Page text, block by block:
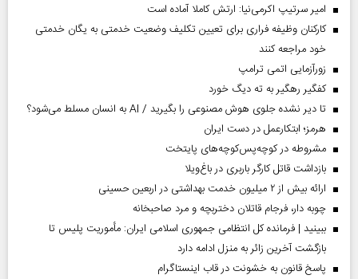
امیر سرتیپ اکرمی‌نیا: ارتش کاملا آماده است
کارکنان وظیفه فراری برای تعیین تکلیف وضعیت خدمتی به یگان خدمتی
خود مراجعه کنند
زورآزمایی اتمی ترامپ
کفگیر رهگیر به ته دیگ خورد
تا دیر نشده جلوی هوش مصنوعی را بگیرید / AI به انسان مسلط می‌شود؟
هرمز؛ ابتکارعمل در دست ایران
مشروطه در کوچه‌پس‌کوچه‌های پایتخت
بازداشت قاتل کارگر باربری در باغ‌ویلا
ارائه بیش از ۲ میلیون خدمت بهداشتی در اربعین حسینی
چوبه دار، فرجام قاتلان دختربچه و مرد صاحبخانه
ببینید | فرمانده کل انتظامی جمهوری اسلامی ایران­: مأموریت پلیس تا
بازگشت آخرین زائر به منزل ادامه دارد
پاسخ قانون به خشونت در قاب اینستاگرام